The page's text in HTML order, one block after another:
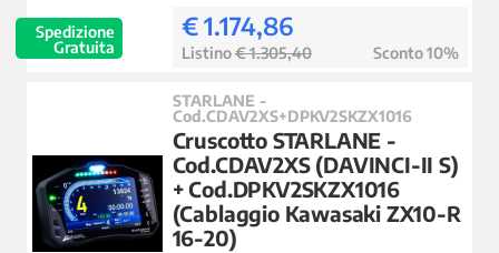
Spedizione
Gratuita
€ 1.174,86
Listino€ 1.305,40 Sconto 10%
STARLANE -
Cod.CDAV2XS+DPKV2SKZX1016
Cruscotto STARLANE -
Cod.CDAV2XS (DAVINCI-II S)
+ Cod.DPKV2SKZX1016
(Cablaggio Kawasaki ZX10-R
16-20)